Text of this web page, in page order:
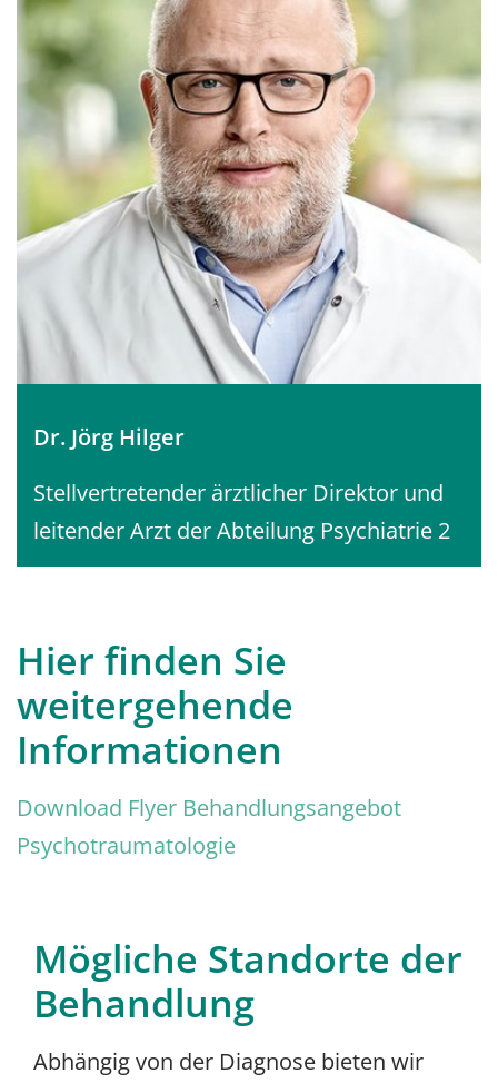
Dr. Jörg Hilger
Stellvertretender ärztlicher Direktor und
leitender Arzt der Abteilung Psychiatrie 2
Hier finden Sie
weitergehende
Informationen
Download Flyer Behandlungsangebot
Psychotraumatologie
Mögliche Standorte der
Behandlung
Abhängig von der Diagnose bieten wir